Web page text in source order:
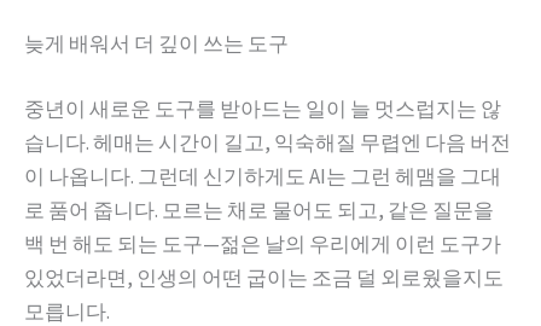
늦게 배워서 더 깊이 쓰는 도구
중년이 새로운 도구를 받아드는 일이 늘 멋스럽지는 않
습니다. 헤매는 시간이 길고, 익숙해질 무렵엔 다음 버전
이 나옵니다. 그런데 신기하게도 AI는 그런 헤맴을 그대
로 품어 줍니다. 모르는 채로 물어도 되고, 같은 질문을
백 번 해도 되는 도구—젊은 날의 우리에게 이런 도구가
있었더라면, 인생의 어떤 굽이는 조금 덜 외로웠을지도
모릅니다.